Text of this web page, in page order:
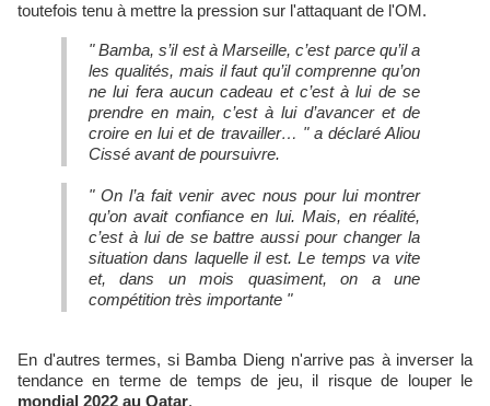
toutefois tenu à mettre la pression sur l'attaquant de l'OM.
" Bamba, s’il est à Marseille, c’est parce qu’il a
les qualités, mais il faut qu’il comprenne qu’on
ne lui fera aucun cadeau et c’est à lui de se
prendre en main, c’est à lui d’avancer et de
croire en lui et de travailler… " a déclaré Aliou
Cissé avant de poursuivre.
" On l’a fait venir avec nous pour lui montrer
qu’on avait confiance en lui. Mais, en réalité,
c’est à lui de se battre aussi pour changer la
situation dans laquelle il est. Le temps va vite
et, dans un mois quasiment, on a une
compétition très importante "
En d'autres termes, si Bamba Dieng n'arrive pas à inverser la
tendance en terme de temps de jeu, il risque de louper le
mondial 2022 au Qatar.